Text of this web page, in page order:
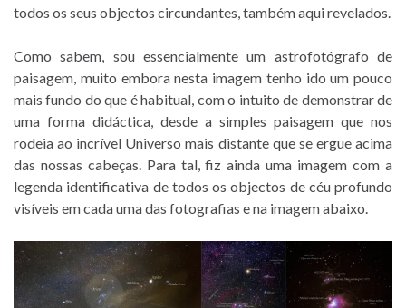
todos os seus objectos circundantes, também aqui revelados.
Como sabem, sou essencialmente um astrofotógrafo de
paisagem, muito embora nesta imagem tenho ido um pouco
mais fundo do que é habitual, com o intuito de demonstrar de
uma forma didáctica, desde a simples paisagem que nos
rodeia ao incrível Universo mais distante que se ergue acima
das nossas cabeças. Para tal, fiz ainda uma imagem com a
legenda identificativa de todos os objectos de céu profundo
visíveis em cada uma das fotografias e na imagem abaixo.